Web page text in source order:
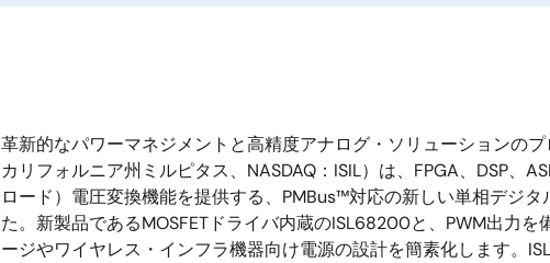
革新的なパワーマネジメントと高精度アナログ・ソリューションの
カリフォルニア州ミルピタス、NASDAQ：ISIL）は、FPGA、DSP、
ロード）電圧変換機能を提供する、PMBus™対応の新しい単相デジ
た。新製品であるMOSFETドライバ内蔵のISL68200と、PWM出力
ージやワイヤレス・インフラ機器向け電源の設計を簡素化します。